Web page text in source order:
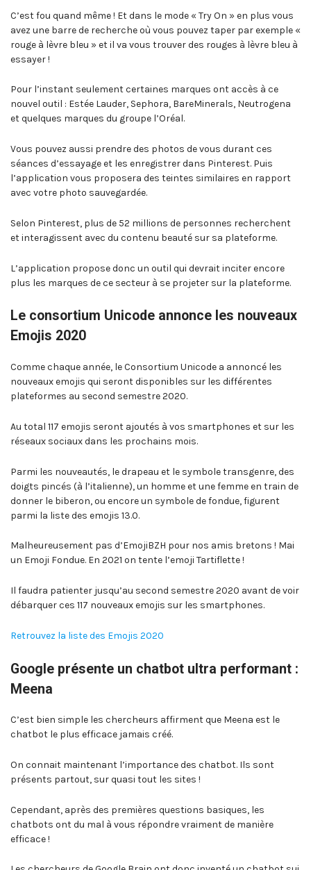
C’est fou quand même ! Et dans le mode « Try On » en plus vous
avez une barre de recherche où vous pouvez taper par exemple «
rouge à lèvre bleu » et il va vous trouver des rouges à lèvre bleu à
essayer !
Pour l’instant seulement certaines marques ont accès à ce
nouvel outil : Estée Lauder, Sephora, BareMinerals, Neutrogena
et quelques marques du groupe l’Oréal.
Vous pouvez aussi prendre des photos de vous durant ces
séances d’essayage et les enregistrer dans Pinterest. Puis
l’application vous proposera des teintes similaires en rapport
avec votre photo sauvegardée.
Selon Pinterest, plus de 52 millions de personnes recherchent
et interagissent avec du contenu beauté sur sa plateforme.
L’application propose donc un outil qui devrait inciter encore
plus les marques de ce secteur à se projeter sur la plateforme.
Le consortium Unicode annonce les nouveaux
Emojis 2020
Comme chaque année, le Consortium Unicode a annoncé les
nouveaux emojis qui seront disponibles sur les différentes
plateformes au second semestre 2020.
Au total 117 emojis seront ajoutés à vos smartphones et sur les
réseaux sociaux dans les prochains mois.
Parmi les nouveautés, le drapeau et le symbole transgenre, des
doigts pincés (à l’italienne), un homme et une femme en train de
donner le biberon, ou encore un symbole de fondue, figurent
parmi la liste des emojis 13.0.
Malheureusement pas d’EmojiBZH pour nos amis bretons ! Mai
un Emoji Fondue. En 2021 on tente l’emoji Tartiflette !
Il faudra patienter jusqu’au second semestre 2020 avant de voir
débarquer ces 117 nouveaux emojis sur les smartphones.
Retrouvez la liste des Emojis 2020
Google présente un chatbot ultra performant :
Meena
C’est bien simple les chercheurs affirment que Meena est le
chatbot le plus efficace jamais créé.
On connait maintenant l’importance des chatbot. Ils sont
présents partout, sur quasi tout les sites !
Cependant, après des premières questions basiques, les
chatbots ont du mal à vous répondre vraiment de manière
efficace !